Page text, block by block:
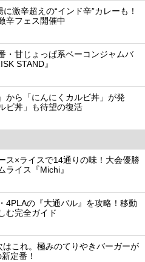
激辛超えの“インド辛”カレーも！
辛フェス開催中
・甘じょっぱ系ベーコンジャムバ
STAND』
から「にんにくカルビ丼」が発
ビ丼」も待望の復活
ス×ライスで14通りの味！大会優勝
ライス『Michi』
4PLAの『大通バル』を攻略！移動
む完全ガイド
これ。極みのてりやきバーガーが
定番！